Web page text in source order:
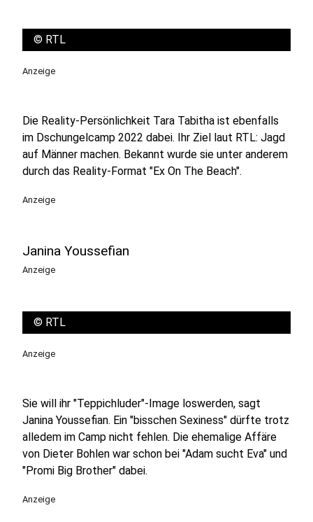
© RTL
Anzeige
Die Reality-Persönlichkeit Tara Tabitha ist ebenfalls
im Dschungelcamp 2022 dabei. Ihr Ziel laut RTL: Jagd
auf Männer machen. Bekannt wurde sie unter anderem
durch das Reality-Format "Ex On The Beach".
Anzeige
Janina Youssefian
Anzeige
© RTL
Anzeige
Sie will ihr "Teppichluder"-Image loswerden, sagt
Janina Youssefian. Ein "bisschen Sexiness" dürfte trotz
alledem im Camp nicht fehlen. Die ehemalige Affäre
von Dieter Bohlen war schon bei "Adam sucht Eva" und
"Promi Big Brother" dabei.
Anzeige